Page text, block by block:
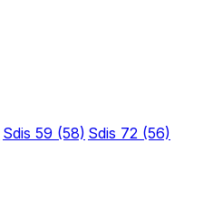
Sdis 59 (58) Sdis 72 (56)